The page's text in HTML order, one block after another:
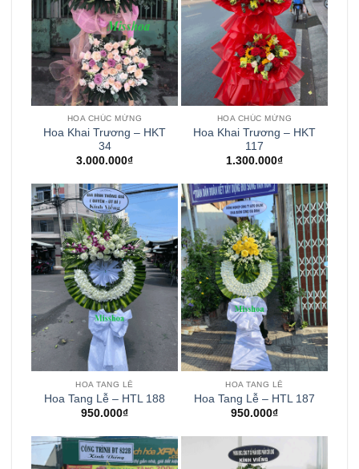
HOA CHÚC MỪNG
Hoa Khai Trương – HKT
34
3.000.000₫
HOA CHÚC MỪNG
Hoa Khai Trương – HKT
117
1.300.000₫
HOA TANG LỄ
Hoa Tang Lễ – HTL 188
950.000₫
HOA TANG LỄ
Hoa Tang Lễ – HTL 187
950.000₫